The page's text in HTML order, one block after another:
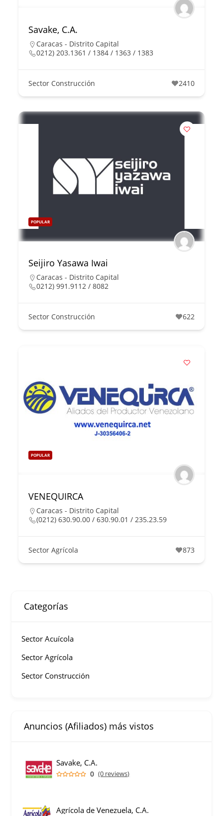
Savake, C.A.
Caracas - Distrito Capital
0212) 203.1361 / 1384 / 1363 / 1383
Sector Construcción 2410
POPULAR
Seijiro Yasawa Iwai
Caracas - Distrito Capital
0212) 991.9112 / 8082
Sector Construcción 622
POPULAR
VENEQUIRCA
Caracas - Distrito Capital
(0212) 630.90.00 / 630.90.01 / 235.23.59
Sector Agrícola 873
Categorías
Sector Acuícola
Sector Agrícola
Sector Construcción
Anuncios (Afiliados) más vistos
Savake, C.A.
0 (0 reviews)
Agrícola de Venezuela, C.A.